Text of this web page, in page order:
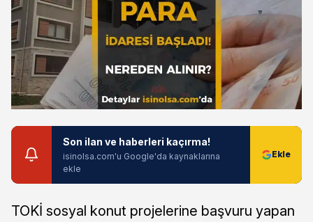
Son ilan ve haberleri kaçırma!
isinolsa.com'u Google'da kaynaklarına
ekle
TOKİ sosyal konut projelerine başvuru yapan